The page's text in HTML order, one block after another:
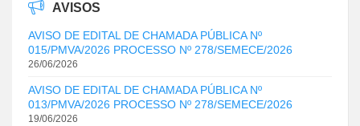
AVISOS
AVISO DE EDITAL DE CHAMADA PÚBLICA Nº
015/PMVA/2026 PROCESSO Nº 278/SEMECE/2026
26/06/2026
AVISO DE EDITAL DE CHAMADA PÚBLICA Nº
013/PMVA/2026 PROCESSO Nº 278/SEMECE/2026
19/06/2026